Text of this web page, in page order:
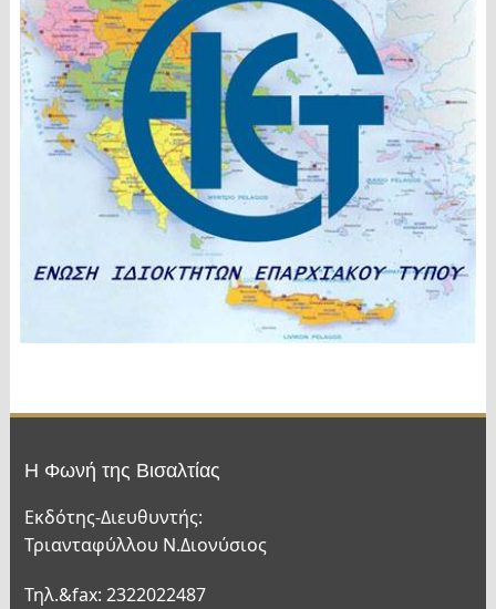
Η Φωνή της Βισαλτίας
Εκδότης-Διευθυντής:
Τριανταφύλλου Ν.Διονύσιος
Τηλ.&fax: 2322022487